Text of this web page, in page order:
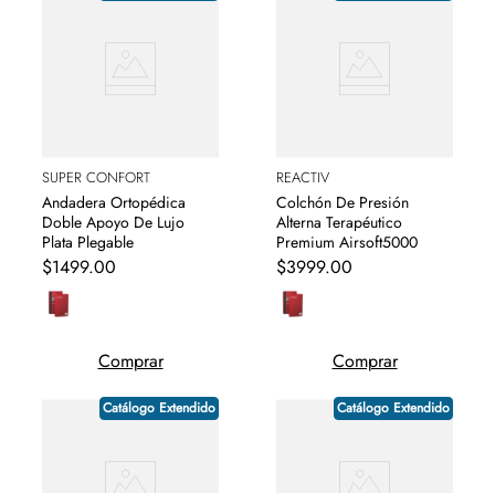
SUPER CONFORT
Andadera Ortopédica
Doble Apoyo De Lujo
Plata Plegable
$1499.00
Comprar
REACTIV
Colchón De Presión
Alterna Terapéutico
Premium Airsoft5000
$3999.00
Comprar
Catálogo Extendido Catálogo Extendido